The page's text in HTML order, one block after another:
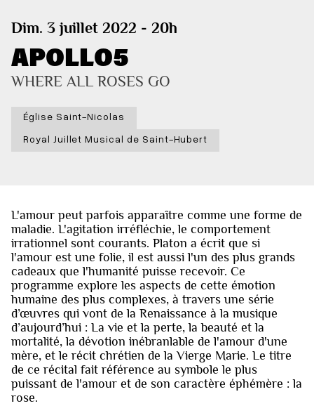
Dim. 3 juillet 2022 - 20h
APOLLO5
WHERE ALL ROSES GO
Église Saint-Nicolas
Royal Juillet Musical de Saint-Hubert
L'amour peut parfois apparaître comme une forme de
maladie. L'agitation irréfléchie, le comportement
irrationnel sont courants. Platon a écrit que si
l'amour est une folie, il est aussi l'un des plus grands
cadeaux que l'humanité puisse recevoir. Ce
programme explore les aspects de cette émotion
humaine des plus complexes, à travers une série
d’œuvres qui vont de la Renaissance à la musique
d’aujourd’hui : La vie et la perte, la beauté et la
mortalité, la dévotion inébranlable de l'amour d'une
mère, et le récit chrétien de la Vierge Marie. Le titre
de ce récital fait référence au symbole le plus
puissant de l'amour et de son caractère éphémère : la
rose.